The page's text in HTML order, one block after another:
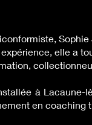
elle a
à Lacaune-
en coaching